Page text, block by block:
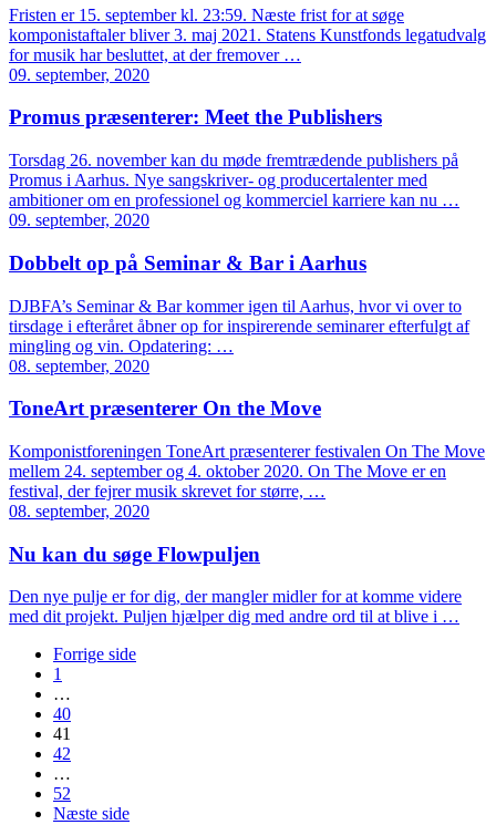
Fristen er 15. september kl. 23:59. Næste frist for at søge
komponistaftaler bliver 3. maj 2021. Statens Kunstfonds legatudvalg
for musik har besluttet, at der fremover …
09. september, 2020
Promus præsenterer: Meet the Publishers
Torsdag 26. november kan du møde fremtrædende publishers på
Promus i Aarhus. Nye sangskriver- og producertalenter med
ambitioner om en professionel og kommerciel karriere kan nu …
09. september, 2020
Dobbelt op på Seminar & Bar i Aarhus
DJBFA’s Seminar & Bar kommer igen til Aarhus, hvor vi over to
tirsdage i efteråret åbner op for inspirerende seminarer efterfulgt af
mingling og vin. Opdatering: …
08. september, 2020
ToneArt præsenterer On the Move
Komponistforeningen ToneArt præsenterer festivalen On The Move
mellem 24. september og 4. oktober 2020. On The Move er en
festival, der fejrer musik skrevet for større, …
08. september, 2020
Nu kan du søge Flowpuljen
Den nye pulje er for dig, der mangler midler for at komme videre
med dit projekt. Puljen hjælper dig med andre ord til at blive i …
Forrige side
1
…
40
41
42
…
52
Næste side